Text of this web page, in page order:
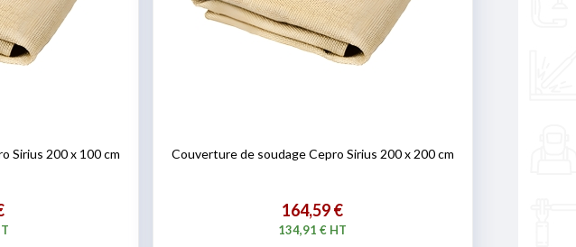
Sirius 200 x 100 cm Couverture de soudage Cepro Sirius 200 x 200 cm
164,59 €
134,91 € HT